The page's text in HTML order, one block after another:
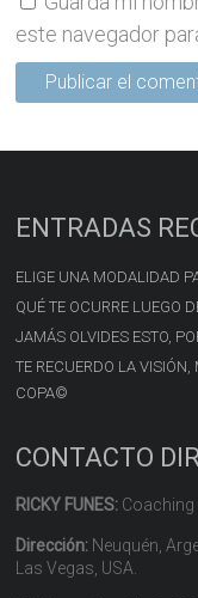
este navegador
ENTRADAS
ELIGE UNA MODALIDAD
QUÉ TE OCURRE LUEGO
JAMÁS OLVIDES ESTO,
TE RECUERDO LA
COPA©
CONTACTO
RICKY FUNES:
Dirección: Neuquén,
Las Vegas, USA.